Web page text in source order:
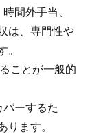
間外手当、
は、専門性や
ことが一般的
ーするた
ます。